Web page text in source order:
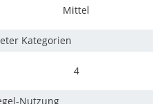
Mittel
Kategorien
4
Nutzung